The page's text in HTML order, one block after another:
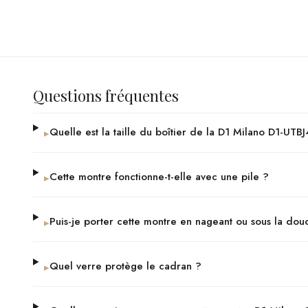
Questions fréquentes
▸Quelle est la taille du boîtier de la D1 Milano D1-
▸Cette montre fonctionne-t-elle avec une pile ?
▸Puis-je porter cette montre en nageant ou sous la
▸Quel verre protège le cadran ?